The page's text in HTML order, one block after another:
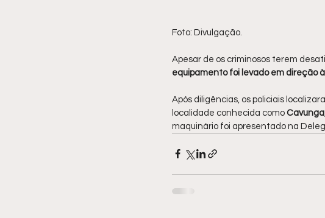
Foto: Divulgação.
Apesar de os criminosos terem
equipamento foi levado em direção
Após diligências, os policiais
localidade conhecida como Cavunga
maquinário foi apresentado na